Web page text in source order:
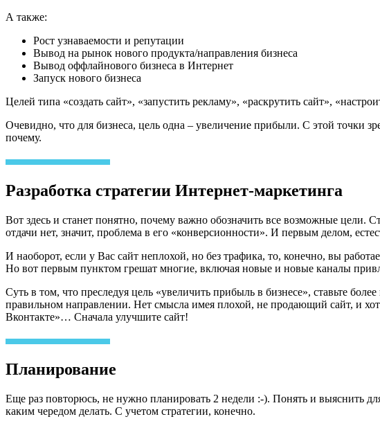
А также:
Рост узнаваемости и репутации
Вывод на рынок нового продукта/направления бизнеса
Вывод оффлайнового бизнеса в Интернет
Запуск нового бизнеса
Целей типа «создать сайт», «запустить рекламу», «раскрутить сайт»,
Очевидно, что для бизнеса, цель одна – увеличение прибыли. С этой точки
почему.
Разработка стратегии Интернет-маркетинга
Вот здесь и станет понятно, почему важно обозначить все возможные цели.
отдачи нет, значит, проблема в его «конверсионности». И первым делом,
И наоборот, если у Вас сайт неплохой, но без трафика, то, конечно, вы
Но вот первым пунктом грешат многие, включая новые и новые каналы
Суть в том, что преследуя цель «увеличить прибыль в бизнесе», ставьте
правильном направлении. Нет смысла имея плохой, не продающий сайт, и
Вконтакте»… Сначала улучшите сайт!
Планирование
Еще раз повторюсь, не нужно планировать 2 недели :-). Понять и выяснить
каким чередом делать. С учетом стратегии, конечно.